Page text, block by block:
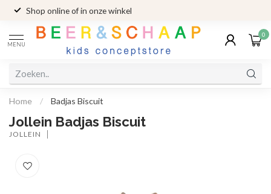
Shop online of in onze winkel
MENU
0
Home / Badjas Biscuit
Jollein Badjas Biscuit
JOLLEIN